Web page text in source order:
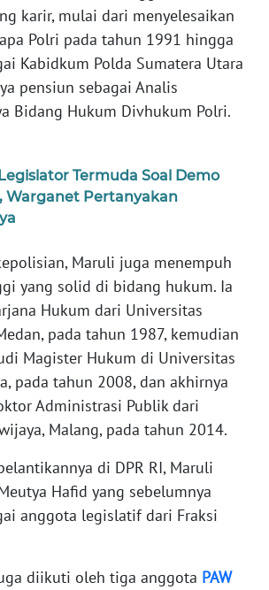
karir, mulai dari menyelesaikan
Polri pada tahun 1991 hingga
Kabidkum Polda Sumatera Utara
pensiun sebagai Analis
Bidang Hukum Divhukum Polri.
Termuda Soal Demo
Warganet Pertanyakan
Maruli juga menempuh
yang solid di bidang hukum. Ia
Hukum dari Universitas
pada tahun 1987, kemudian
Magister Hukum di Universitas
pada tahun 2008, dan akhirnya
Administrasi Publik dari
Malang, pada tahun 2014.
di DPR RI, Maruli
Hafid yang sebelumnya
anggota legislatif dari Fraksi
diikuti oleh tiga anggota PAW